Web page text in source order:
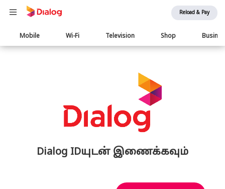
Reload & Pay
Main
navigation
Mobile Wi-Fi Television Shop
Dialog IDயுடன் இணைக்கவும்